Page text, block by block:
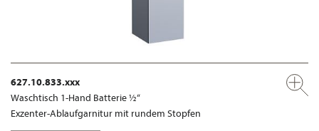
627.10.833.xxx
Waschtisch 1-Hand Batterie ½“
Exzenter-Ablaufgarnitur mit rundem Stopfen